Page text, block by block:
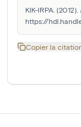
KIK-IRPA. (2012).
https://
Copier la